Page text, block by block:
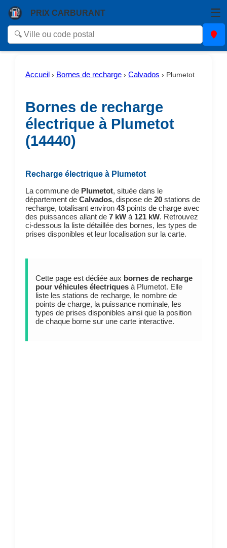
PRIX CARBURANT ☰
Accueil › Bornes de recharge› Calvados › Plumetot
Bornes de recharge
électrique à Plumetot
(14440)
Recharge électrique à Plumetot
La commune de Plumetot, située dans le
département de Calvados, dispose de 20stations de
recharge, totalisant environ 43points de charge avec
des puissances allant de 7 kWà 121 kW. Retrouvez
ci-dessous la liste détaillée des bornes, les types de
prises disponibles et leur localisation sur la carte.
Cette page est dédiée aux bornes de recharge
pour véhicules électriquesà Plumetot. Elle
liste les stations de recharge, le nombre de
points de charge, la puissance nominale, les
types de prises disponibles ainsi que la position
de chaque borne sur une carte interactive.